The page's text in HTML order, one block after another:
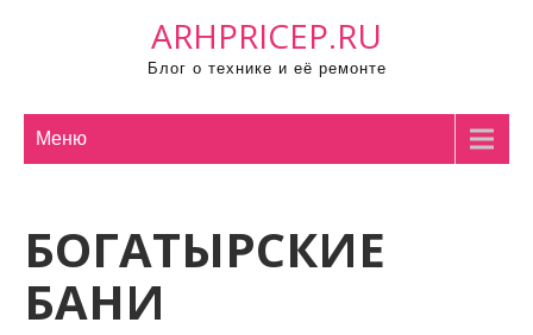
ARHPRICEP.RU
Блог о технике и её ремонте
Меню
БОГАТЫРСКИЕ
БАНИ